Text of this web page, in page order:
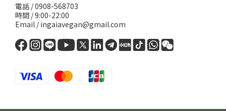
電話 / 0908-568703
時間 / 9:00-22:00
Email / ingaiavegan@gmail.com